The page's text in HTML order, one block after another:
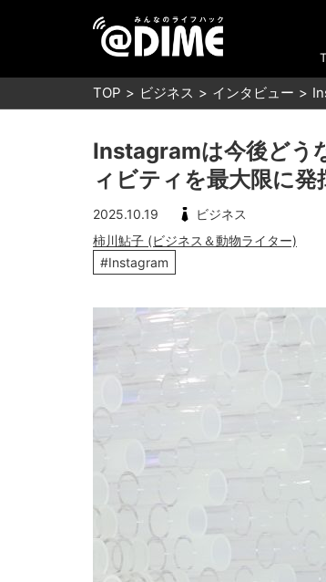
TOP ビジネス インタビュー
Instagramは今後どう
ィビティを最大限に
2025.10.19
ビジネス
柿川鮎子 (ビジネス＆動物ライター)
#Instagram